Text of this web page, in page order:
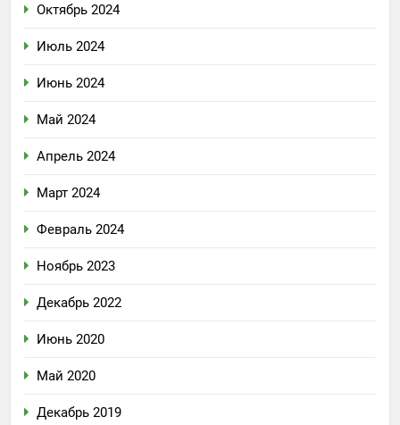
Октябрь 2024
Июль 2024
Июнь 2024
Май 2024
Апрель 2024
Март 2024
Февраль 2024
Ноябрь 2023
Декабрь 2022
Июнь 2020
Май 2020
Декабрь 2019